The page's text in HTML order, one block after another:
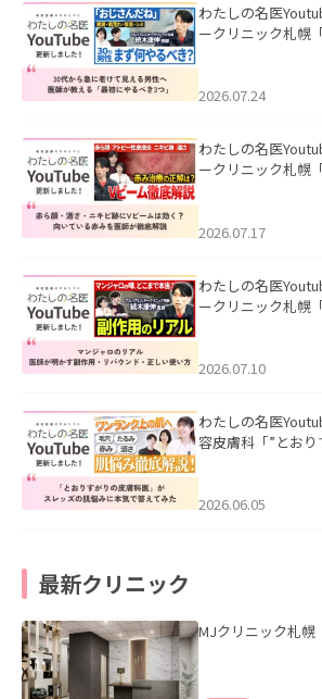
わたしの名医
ークリニック札幌
た。
2026.07.24
わたしの名医
ークリニック札幌
した。
2026.07.17
わたしの名医
ークリニック札幌
た。
2026.07.10
わたしの名医
容皮膚科「”とお
2026.06.05
最新クリニック
MJクリニック札幌